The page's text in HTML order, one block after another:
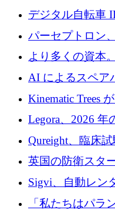
規模拡大を支援
ンドVIを閉鎖
デジタル自転車
TÖNNJES への
パーセプトロン
ークの構築に
より多くの資本
2026 年上半期が
ついて語ること
AI によるスペア
Intropy が 1,100
Kinematic Trees
ンを得たロボッ
めに 58 万 5,000
Legora、2026 年
タートアップ
Qureight、臨床
ジング プラット
リーズ B で
英国の防衛スタ
攻撃に対抗する
を調達
Sigvi、自動レン
ユーロを調達
「私たちはパラ